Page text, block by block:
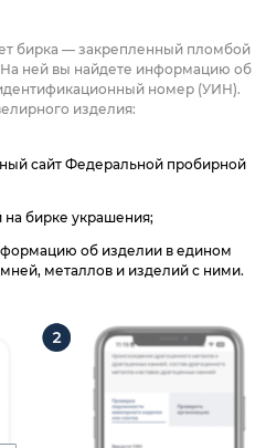
бирка — закрепленный пломбой
ней вы найдете информацию об
номер (УИН).
изделия:
сайт Федеральной пробирной
бирке украшения;
об изделии в едином
металлов и изделий с ними.